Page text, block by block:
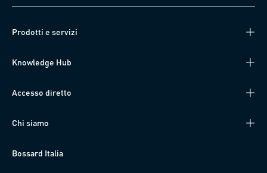
Prodotti e servizi
Knowledge Hub
Accesso diretto
Chi siamo
Bossard Italia